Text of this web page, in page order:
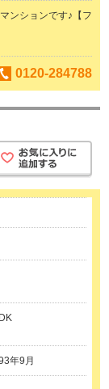
ンションです♪【フ
0120-284788
年9月